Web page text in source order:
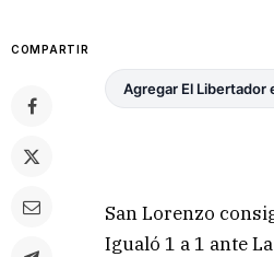
COMPARTIR
Agregar El Libertador
San Lorenzo
Igualó 1 a 1 ante